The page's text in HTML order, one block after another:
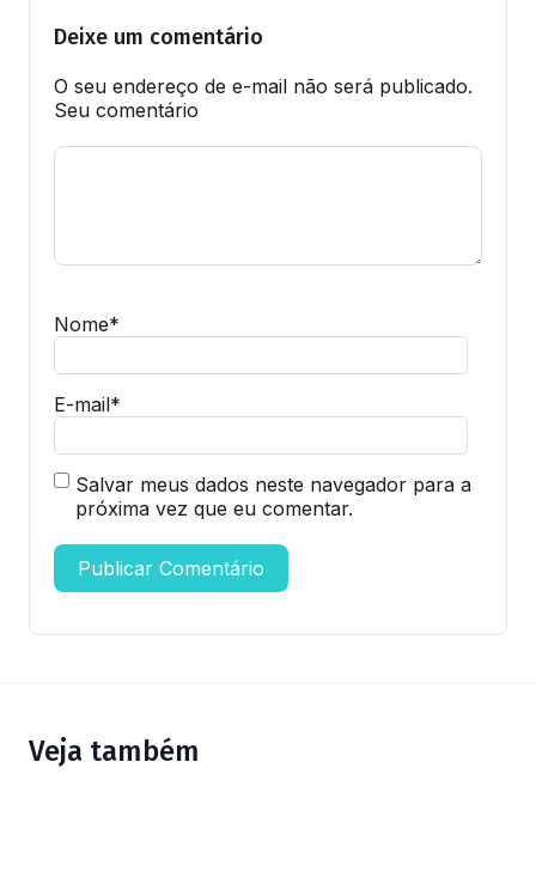
Deixe um comentário
O seu endereço de e-mail não será publicado.
Seu comentário
Nome*
E-mail*
Salvar meus dados neste navegador para a
próxima vez que eu comentar.
Veja também